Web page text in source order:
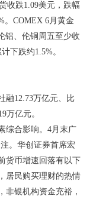
收跌1.09美元，跌幅
。COMEX 6月黄金
铝、伦铜周五至少收
下跌约1.5%。
融12.73万亿元、比
万亿元。
综合影响。4月末广
。华创证券首席宏
货币增速回落有以下
居民购买理财的热情
非银机构资金充裕，